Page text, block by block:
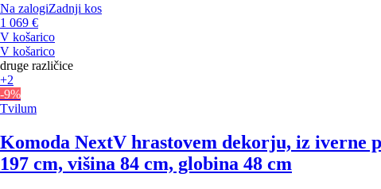
Na zalogiZadnji kos
1 069 €
V košarico
V košarico
druge različice
+2
-9%
Tvilum
Komoda NextV hrastovem dekorju, iz iverne
197 cm, višina 84 cm, globina 48 cm